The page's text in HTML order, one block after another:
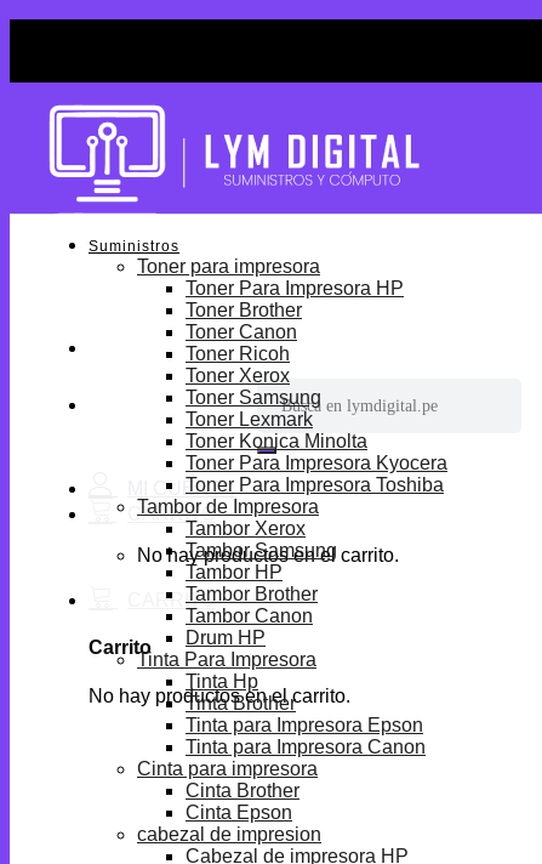
Buscar
por:
No hay productos en el carrito.
Carrito
No hay productos en el carrito.
Suministros
Toner para impresora
Toner Para Impresora HP
Toner Brother
Toner Canon
Toner Ricoh
Toner Xerox
Toner Samsung
Toner Lexmark
Toner Konica Minolta
Toner Para Impresora Kyocera
Toner Para Impresora Toshiba
Tambor de Impresora
Tambor Xerox
Tambor Samsung
Tambor HP
Tambor Brother
Tambor Canon
Drum HP
Tinta Para Impresora
Tinta Hp
Tinta Brother
Tinta para Impresora Epson
Tinta para Impresora Canon
Cinta para impresora
Cinta Brother
Cinta Epson
cabezal de impresion
Cabezal de impresora HP